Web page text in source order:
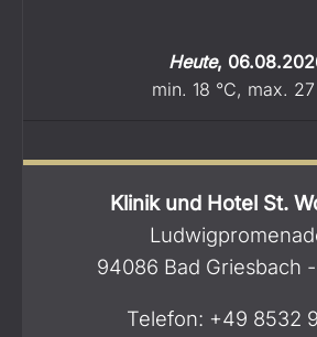
Heute,
min. 18 °C, max. 27
Klinik und Hotel St.
94086 Bad Griesbach
Telefon: +49 8532